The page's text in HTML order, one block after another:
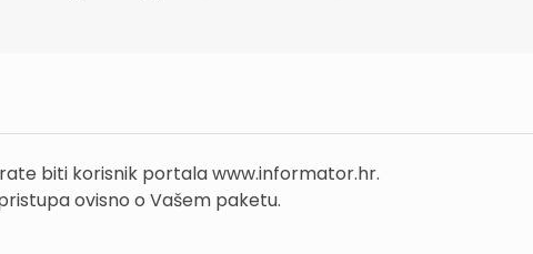
biti korisnik portala www.informator.hr.
ovisno o Vašem paketu.